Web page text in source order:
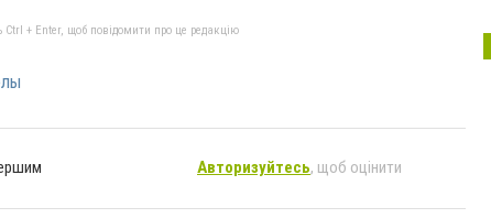
Ctrl + Enter, щоб повідомити про це редакцію
Авторизуйтесь, щоб оцінити